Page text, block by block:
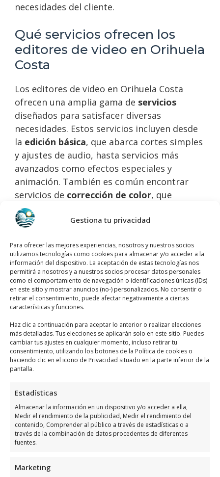
Gestiona tu privacidad
Para ofrecer las mejores experiencias, nosotros y nuestros socios
utilizamos tecnologías como cookies para almacenar y/o acceder a la
información del dispositivo. La aceptación de estas tecnologías nos
permitirá a nosotros y a nuestros socios procesar datos personales
como el comportamiento de navegación o identificaciones únicas (IDs)
en este sitio y mostrar anuncios (no-) personalizados. No consentir o
retirar el consentimiento, puede afectar negativamente a ciertas
características y funciones.
Haz clic a continuación para aceptar lo anterior o realizar elecciones
más detalladas. Tus elecciones se aplicarán solo en este sitio. Puedes
cambiar tus ajustes en cualquier momento, incluso retirar tu
consentimiento, utilizando los botones de la Política de cookies o
haciendo clic en el icono de Privacidad situado en la parte inferior de la
pantalla.
Estadísticas
Almacenar la información en un dispositivo y/o acceder a ella,
Medir el rendimiento de la publicidad, Medir el rendimiento del
contenido, Comprender al público a través de estadísticas o a
través de la combinación de datos procedentes de diferentes
fuentes.
Marketing
necesidades del cliente.
Qué servicios ofrecen los
editores de video en Orihuela
Costa
Los editores de video en Orihuela Costa
ofrecen una amplia gama de servicios
diseñados para satisfacer diversas
necesidades. Estos servicios incluyen desde
la edición básica, que abarca cortes simples
y ajustes de audio, hasta servicios más
avanzados como efectos especiales y
animación. También es común encontrar
servicios de corrección de color, que
mejoran la calidad visual del video, y edición
específica para redes sociales, optimizando
Instagram, Facebook y YouTube.
A continuación se detallan algunos de los
servicios más comunes:
Edición básica:
ajustes de audio.
Efectos especiales:integración de
gráficos y animaciones.
ajustes para
Edición para redes sociales:
optimización del contenido para
diferentes plataformas.
Edición básica
Laedición básica